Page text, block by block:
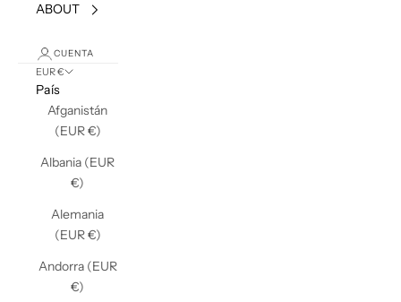
ABOUT
CUENTA
EUR €
País
Afganistán
(EUR €)
Albania (EUR
€)
Alemania
(EUR €)
Andorra (EUR
€)